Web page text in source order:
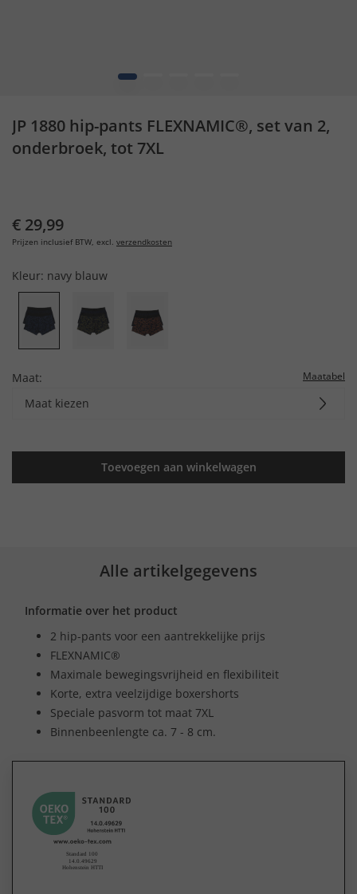
1
JP 1880 hip-pants FLEXNAMIC®, set van 2,
onderbroek, tot 7XL
€ 29,99
Prijzen inclusief BTW, excl. verzendkosten
Kleur: navy blauw
Maat: Maatabel
Maat kiezen
Toevoegen aan winkelwagen
Alle artikelgegevens
Informatie over het product
2 hip-pants voor een aantrekkelijke prijs
FLEXNAMIC®
Maximale bewegingsvrijheid en flexibiliteit
Korte, extra veelzijdige boxershorts
Speciale pasvorm tot maat 7XL
Binnenbeenlengte ca. 7 - 8 cm.